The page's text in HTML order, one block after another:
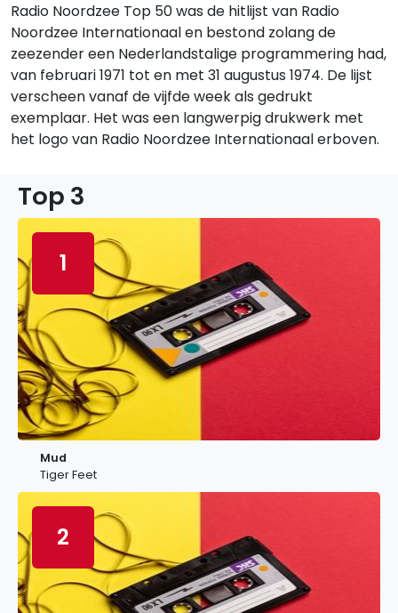
Radio Noordzee Top 50 was de hitlijst van Radio
Noordzee Internationaal en bestond zolang de
zeezender een Nederlandstalige programmering had,
van februari 1971 tot en met 31 augustus 1974. De lijst
verscheen vanaf de vijfde week als gedrukt
exemplaar. Het was een langwerpig drukwerk met
het logo van Radio Noordzee Internationaal erboven.
Top 3
1
Mud
Tiger Feet
2